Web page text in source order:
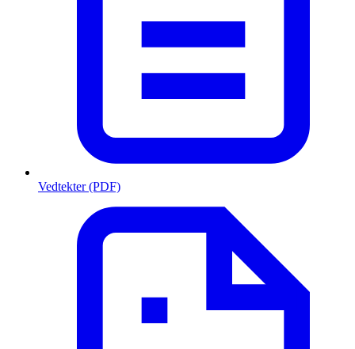
Vedtekter (PDF)